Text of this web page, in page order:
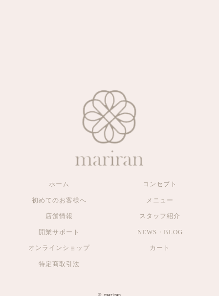
ホーム コンセプト
初めてのお客様へ メニュー
店舗情報 スタッフ紹介
開業サポート NEWS・BLOG
オンラインショップ カート
特定商取引法
© mariran